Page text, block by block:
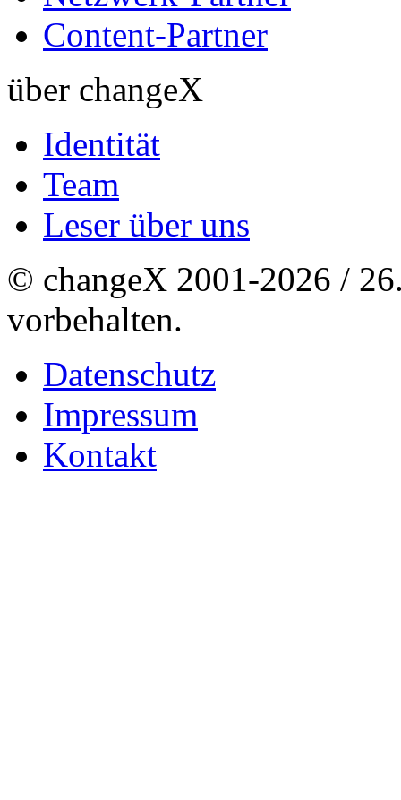
Content-Partner
über changeX
Identität
Team
Leser über uns
© changeX 2001-2026 /
vorbehalten.
Datenschutz
Impressum
Kontakt